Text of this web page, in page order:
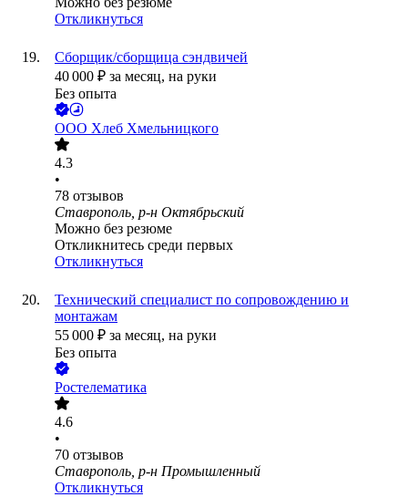
Откликнуться
Сборщик/сборщица сэндвичей
40 000 ₽ за месяц, на руки
Без опыта
ООО Хлеб Хмельницкого
4.3
•
78 отзывов
Ставрополь, р-н Октябрьский
Можно без резюме
Откликнитесь среди первых
Откликнуться
Технический специалист по сопровождению и
монтажам
55 000 ₽ за месяц, на руки
Без опыта
Ростелематика
4.6
•
70 отзывов
Ставрополь, р-н Промышленный
Откликнуться